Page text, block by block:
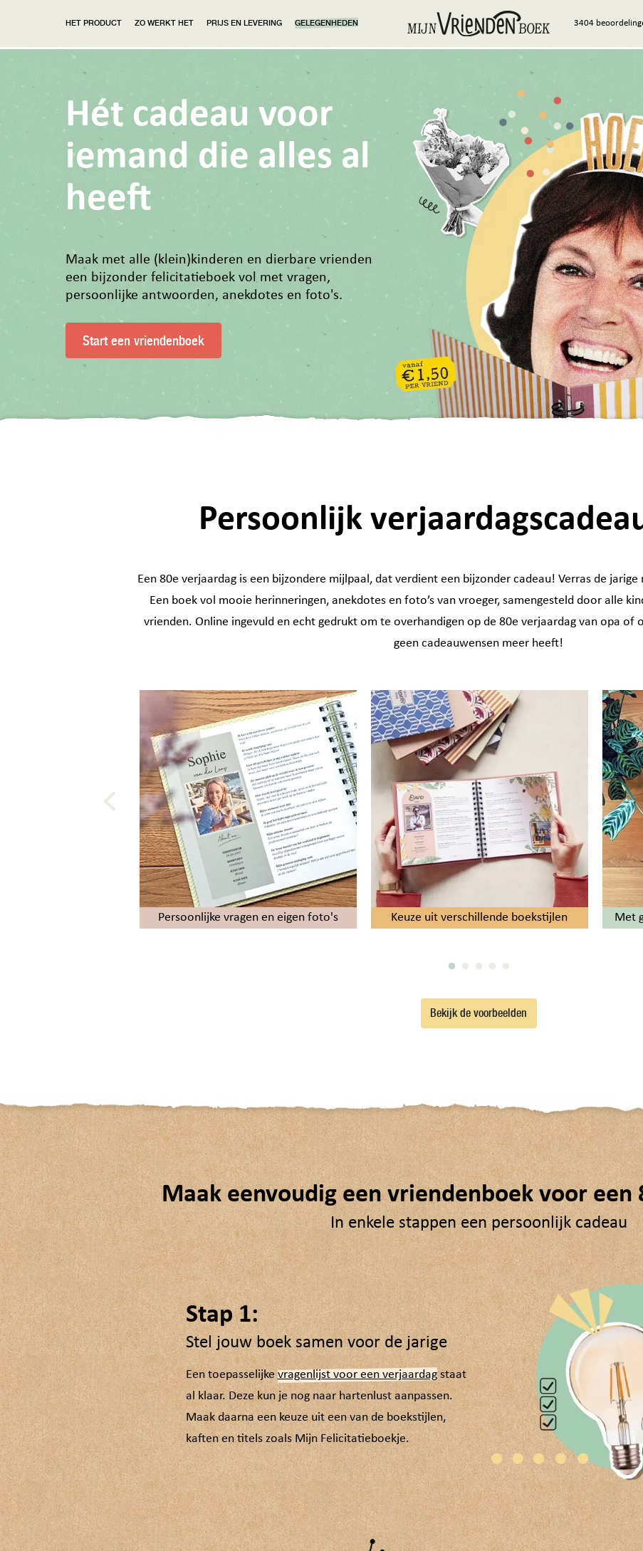
HET PRODUCT ZO WERKT HET PRIJS EN LEVERING GELEGENHEDEN 3404
Hét cadeau voor
iemand die alles al
heeft
Maak met alle (klein)kinderen en dierbare vrienden
een bijzonder felicitatieboek vol met vragen,
persoonlijke antwoorden, anekdotes en foto's.
Start een vriendenboek
Persoonlijk
Een 80e verjaardag is een bijzondere mijlpaal, dat verdient een bijzonder cadeau! Verras de
Een boek vol mooie herinneringen, anekdotes en foto’s van vroeger, samengesteld door alle
vrienden. Online ingevuld en echt gedrukt om te overhandigen op de 80e verjaardag van opa of
geen cadeauwensen meer heeft!
Persoonlijke vragen en eigen foto's Keuze uit verschillende boekstijlen Met
Bekijk de voorbeelden
Maak eenvoudig een vriendenboek voor een
In enkele stappen een persoonlijk cadeau
Stap 1:
Stel jouw boek samen voor de jarige
Een toepasselijke vragenlijst voor een verjaardagstaat
al klaar. Deze kun je nog naar hartenlust aanpassen.
Maak daarna een keuze uit een van de boekstijlen,
kaften en titels zoals Mijn Felicitatieboekje.